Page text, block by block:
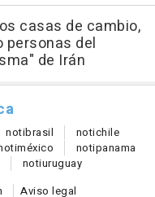
casas de cambio,
personas del
de Irán
notibrasil notichile
méxico notipanama
notiuruguay
Aviso legal